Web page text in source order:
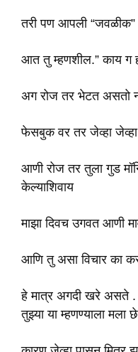
तरी पण आपली
आत तु म्हणशील.” काय ग
अग रोज तर भेटत असतो
फेसबुक वर तर जेव्हा
आणी रोज तर तुला गुड
केल्याशिवाय
माझा दिवच उगवत आणी
आणि तु असा विचार का
हे मात्र अगदी खरे असते .
तुझ्या या म्हणण्याला मला